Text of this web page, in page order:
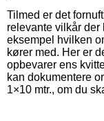
Tilmed er det
relevante vilkår der
eksempel hvilken
kører med. Her er
opbevarer ens
kan dokumentere
1×10 mtr., om du